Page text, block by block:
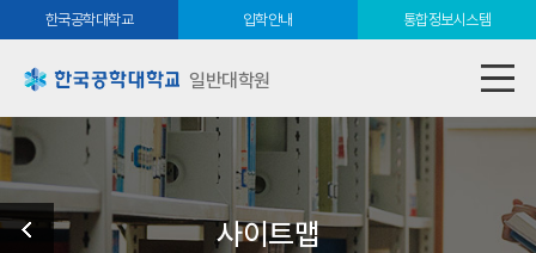
한국공학대학교 입학안내 통합정보시스템
일반대학원
사이트맵